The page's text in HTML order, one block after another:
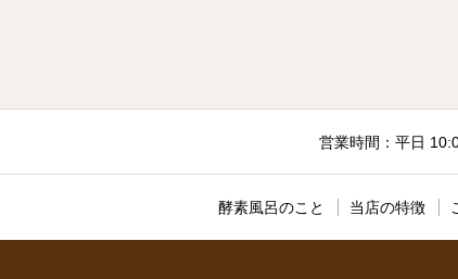
営業時間：平日
酵素風呂のこと 当店の特徴